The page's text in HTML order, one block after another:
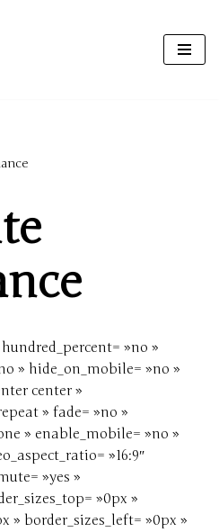
»no »
» hide_on_mobile= »no »
center »
» fade= »no »
» enable_mobile= »no »
»16:9″
»yes »
»0px »
» border_sizes_left= »0px »